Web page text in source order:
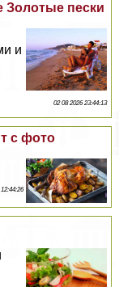
Золотые пески
и
02 08 2026 23:44:13
с фото